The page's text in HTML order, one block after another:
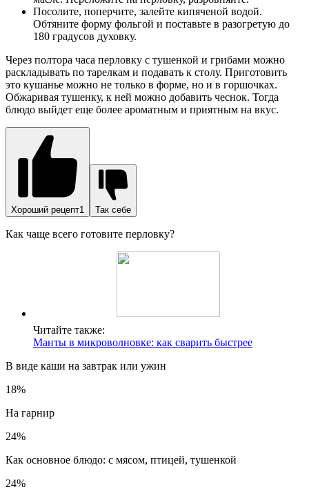
Посолите, поперчите, залейте кипяченой водой.
Обтяните форму фольгой и поставьте в разогретую до
180 градусов духовку.
Через полтора часа перловку с тушенкой и грибами можно
раскладывать по тарелкам и подавать к столу. Приготовить
это кушанье можно не только в форме, но и в горшочках.
Обжаривая тушенку, к ней можно добавить чеснок. Тогда
блюдо выйдет еще более ароматным и приятным на вкус.
Хороший рецепт1 Так себе
Как чаще всего готовите перловку?
Читайте также:
Манты в микроволновке: как сварить быстрее
В виде каши на завтрак или ужин
18%
На гарнир
24%
Как основное блюдо: с мясом, птицей, тушенкой
24%